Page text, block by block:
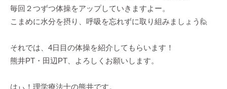
毎回２つずつ体操をアップしていきますよー。
こまめに水分を摂り、呼吸を忘れずに取り組みましょう🙋
それでは、4日目の体操を紹介してもらいます！
熊井PT・田辺PT、よろしくお願いします。
はぃ！理学療法士の熊井です。